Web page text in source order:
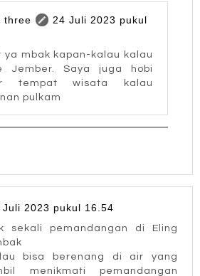
three
24 Juli 2023 pukul
ya mbak kapan-kalau kalau
Jember. Saya juga hobi
tempat wisata kalau
pulkam
Juli 2023 pukul 16.54
sekali pemandangan di Eling
bisa berenang di air yang
menikmati pemandangan